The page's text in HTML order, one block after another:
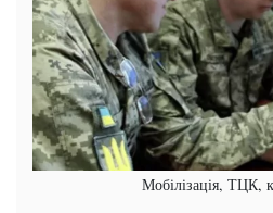
Мобілізація, ТЦК,